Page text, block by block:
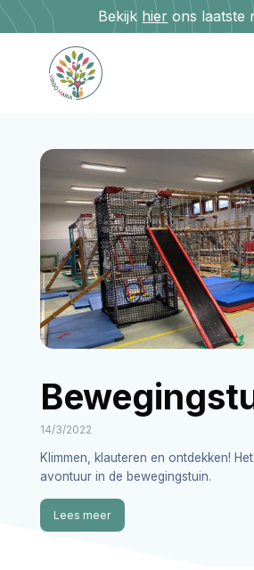
Bekijk hier ons laatste
14/3/2022
Klimmen, klauteren en ontdekken!
avontuur in de bewegingstuin.
Lees meer